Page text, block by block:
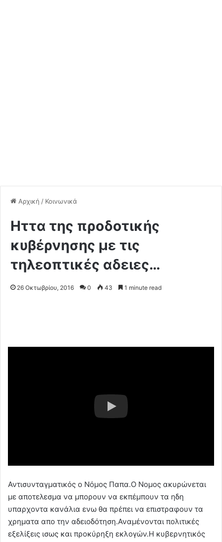
Αρχική / Κοινωνικά
Hττα της προδοτικής
κυβέρνησης με τις
τηλεοπτικές αδειες…
26 Οκτωβρίου, 2016 0 43 1 minute read
Αντισυνταγματικός ο Νόμος Παπα.Ο Νομος ακυρώνεται
με αποτελεσμα να μπορουν να εκπέμπουν τα ηδη
υπαρχοντα κανάλια ενω θα πρέπει να επιστραφουν τα
χρηματα απο την αδειοδότηση.Αναμένονται πολιτικές
εξελίξεις ισως και προκύρηξη εκλογών.Η κυβερνητικός